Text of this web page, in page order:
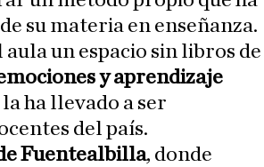
su materia en enseñanza.
aula un espacio sin libros de
y aprendizaje
ha llevado a ser
del país.
Fuentealbilla, donde